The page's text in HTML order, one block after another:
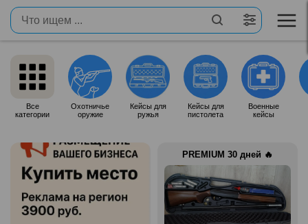
Все
категории
Охотничье
оружие
Кейсы для
ружья
Кейсы для
пистолета
Военные
кейсы
PREMIUM 30 дней 🔥